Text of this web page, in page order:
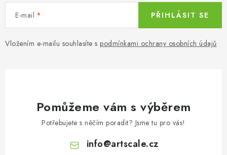
E-mail
Vložením e-mailu souhlasíte s podmínkami ochrany osobních údajů
PŘIHLÁSIT SE
Pomůžeme vám s výběrem
Potřebujete s něčím poradit? Jsme tu pro vás!
info@artscale.cz